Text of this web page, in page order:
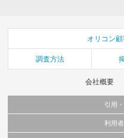
オリコン
調査方法
会社概要
引用
当サイトで公開されている情報（文字
利用